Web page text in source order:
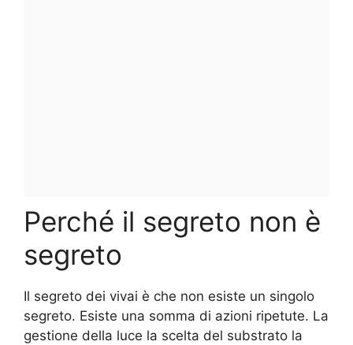
Perché il segreto non è
segreto
Il segreto dei vivai è che non esiste un singolo
segreto. Esiste una somma di azioni ripetute. La
gestione della luce la scelta del substrato la